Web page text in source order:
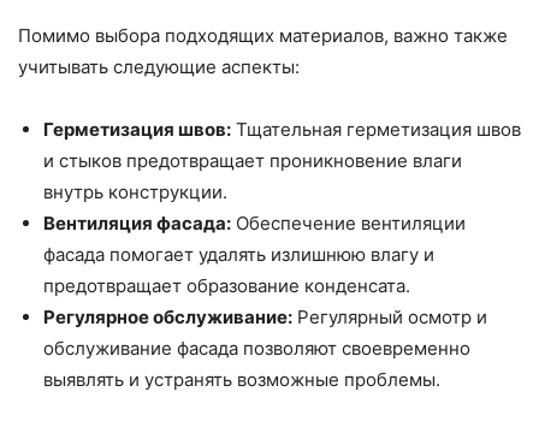
Помимо выбора подходящих материалов, важно также
учитывать следующие аспекты:
Герметизация швов: Тщательная герметизация швов
и стыков предотвращает проникновение влаги
внутрь конструкции.
Вентиляция фасада: Обеспечение вентиляции
фасада помогает удалять излишнюю влагу и
предотвращает образование конденсата.
Регулярное обслуживание: Регулярный осмотр и
обслуживание фасада позволяют своевременно
выявлять и устранять возможные проблемы.